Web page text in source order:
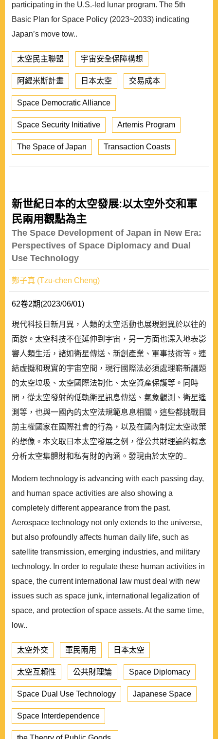
participating in the U.S.-led lunar program. The 5th
Basic Plan for Space Policy (2023~2033) indicating
Japan’s move tow..
太空民主聯盟 宇宙安全保障構想
阿緹米斯計畫 日本太空 交易成本
Space Democratic Alliance
Space Security Initiative Artemis Program
The Space of Japan Transaction Coasts
新世紀日本的太空發展:以太空外交和軍
民兩用觀點為主
The Space Development of Japan in New Era:
Perspectives of Space Diplomacy and Dual
Use Technology
鄭子真 (Tzu-chen Cheng)
62卷2期(2023/06/01)
現代科技日新月異，人類的太空活動也展現迥異於以往的
面貌。太空科技不僅延伸到宇宙，另一方面也深入地表影
響人類生活，諸如衛星傳送、新創產業、軍事技術等。連
結虛擬和現實的宇宙空間，現行國際法必須處理嶄新議題
的太空垃圾、太空國際法制化、太空資產保護等。同時
間，從太空發射的低軌衛星訊息傳送、氣象觀測、衛星遙
測等，也與一國內的太空法規範息息相關。這些都挑戰目
前主權國家在國際社會的行為，以及在國內制定太空政策
的想像。本文取日本太空發展之例，從公共財理論的概念
分析太空集體財和私有財的內涵。發現由於太空的..
Modern technology is advancing with each passing day,
and human space activities are also showing a
completely different appearance from the past.
Aerospace technology not only extends to the universe,
but also profoundly affects human daily life, such as
satellite transmission, emerging industries, and military
technology. In order to regulate these human activities in
space, the current international law must deal with new
issues such as space junk, international legalization of
space, and protection of space assets. At the same time,
low..
太空外交 軍民兩用 日本太空
太空互賴性 公共財理論 Space Diplomacy
Space Dual Use Technology Japanese Space
Space Interdependence